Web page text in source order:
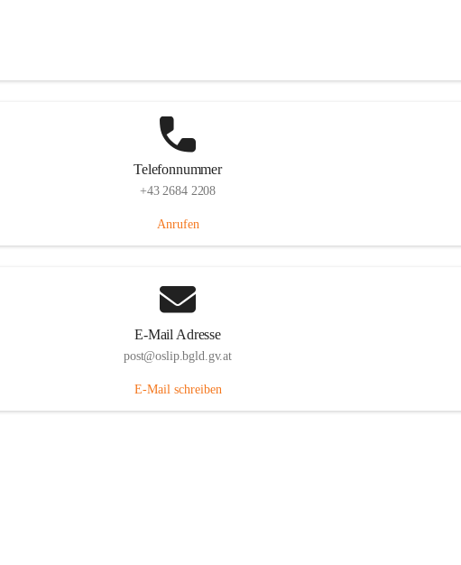
Telefonnummer
+43 2684 2208
Anrufen
E-Mail Adresse
post@oslip.bgld.gv.at
E-Mail schreiben